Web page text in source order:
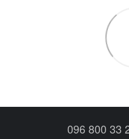
096 800 33